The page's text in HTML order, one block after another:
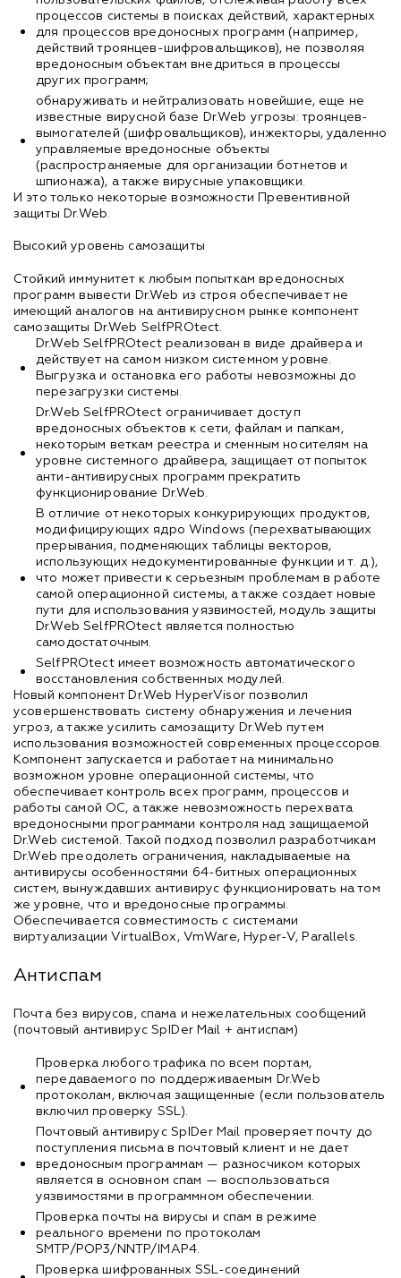
процессов системы в поисках действий, характерных
для процессов вредоносных программ (например,
действий троянцев-шифровальщиков), не позволяя
вредоносным объектам внедриться в процессы
других программ;
обнаруживать и нейтрализовать новейшие, еще не
известные вирусной базе Dr.Web угрозы: троянцев-
вымогателей (шифровальщиков), инжекторы, удаленно
управляемые вредоносные объекты
(распространяемые для организации ботнетов и
шпионажа), а также вирусные упаковщики.
И это только некоторые возможности Превентивной
защиты Dr.Web.
Высокий уровень самозащиты
Стойкий иммунитет к любым попыткам вредоносных
программ вывести Dr.Web из строя обеспечивает не
имеющий аналогов на антивирусном рынке компонент
самозащиты Dr.Web SelfPROtect.
Dr.Web SelfPROtect реализован в виде драйвера и
действует на самом низком системном уровне.
Выгрузка и остановка его работы невозможны до
перезагрузки системы.
Dr.Web SelfPROtect ограничивает доступ
вредоносных объектов к сети, файлам и папкам,
некоторым веткам реестра и сменным носителям на
уровне системного драйвера, защищает от попыток
анти-антивирусных программ прекратить
функционирование Dr.Web.
В отличие от некоторых конкурирующих продуктов,
модифицирующих ядро Windows (перехватывающих
прерывания, подменяющих таблицы векторов,
использующих недокументированные функции и т. д.),
что может привести к серьезным проблемам в работе
самой операционной системы, а также создает новые
пути для использования уязвимостей, модуль защиты
Dr.Web SelfPROtect является полностью
самодостаточным.
SelfPROtect имеет возможность автоматического
восстановления собственных модулей.
Новый компонент Dr.Web HyperVisor позволил
усовершенствовать систему обнаружения и лечения
угроз, а также усилить самозащиту Dr.Web путем
использования возможностей современных процессоров.
Компонент запускается и работает на минимально
возможном уровне операционной системы, что
обеспечивает контроль всех программ, процессов и
работы самой ОС, а также невозможность перехвата
вредоносными программами контроля над защищаемой
Dr.Web системой. Такой подход позволил разработчикам
Dr.Web преодолеть ограничения, накладываемые на
антивирусы особенностями 64-битных операционных
систем, вынуждавших антивирус функционировать на том
же уровне, что и вредоносные программы.
Обеспечивается совместимость с системами
виртуализации VirtualBox, VmWare, Hyper-V, Parallels.
Антиспам
Почта без вирусов, спама и нежелательных сообщений
(почтовый антивирус SpIDеr Mail + антиспам)
Проверка любого трафика по всем портам,
передаваемого по поддерживаемым Dr.Web
протоколам, включая защищенные (если пользователь
включил проверку SSL).
Почтовый антивирус SpIDer Mail проверяет почту до
поступления письма в почтовый клиент и не дает
вредоносным программам — разносчиком которых
является в основном спам — воспользоваться
уязвимостями в программном обеспечении.
Проверка почты на вирусы и спам в режиме
реального времени по протоколам
SMTP/POP3/NNTP/IMAP4.
Проверка шифрованных SSL-соединений